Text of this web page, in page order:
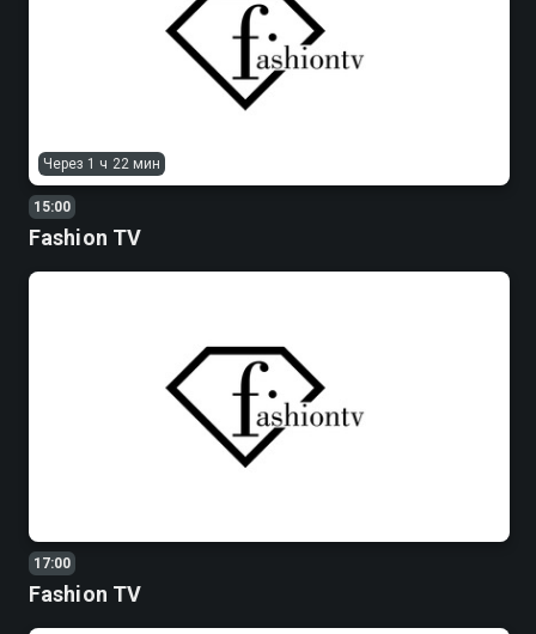
Через 1 ч 22 мин
15:00
Fashion TV
17:00
Fashion TV